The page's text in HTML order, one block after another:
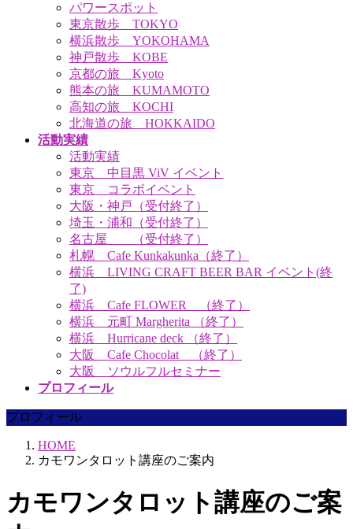
パワースポット
東京散歩 TOKYO
横浜散歩 YOKOHAMA
神戸散歩 KOBE
京都の旅 Kyoto
熊本の旅 KUMAMOTO
高知の旅 KOCHI
北海道の旅 HOKKAIDO
活動実績
活動実績
東京 中目黒 ViV イベント
東京 コラボイベント
大阪・神戸（受付終了）
埼玉・浦和（受付終了）
名古屋 （受付終了）
札幌 Cafe Kunkakunka（終了）
横浜 LIVING CRAFT BEER BAR イベント(終
了)
横浜 Cafe FLOWER （終了）
横浜 元町 Margherita （終了）
横浜 Hurricane deck （終了）
大阪 Cafe Chocolat （終了）
大阪 ソウルフルセミナー
プロフィール
プロフィール
HOME
カモワンタロット講座のご案内
カモワンタロット講座のご案